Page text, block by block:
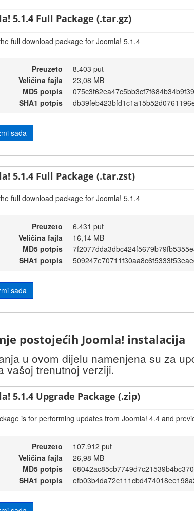
5.1.4 Full Package (.tar.gz)
full download package for Joomla! 5.1.4
Preuzeto
8.403 put
Veličina fajla
23,08 MB
MD5 potpis
075c3f62ea47c5bb3cf7f684b34b9f39
SHA1 potpis
sada
5.1.4 Full Package (.tar.zst)
full download package for Joomla! 5.1.4
Preuzeto
6.431 put
Veličina fajla
16,14 MB
MD5 potpis
SHA1 potpis
sada
postojećih Joomla! instalacija
u ovom dijelu namenjena su za
vašoj trenutnoj verziji.
5.1.4 Upgrade Package (.zip)
is for performing updates from Joomla! 4.4 and
Preuzeto
107.912 put
Veličina fajla
26,98 MB
MD5 potpis
SHA1 potpis